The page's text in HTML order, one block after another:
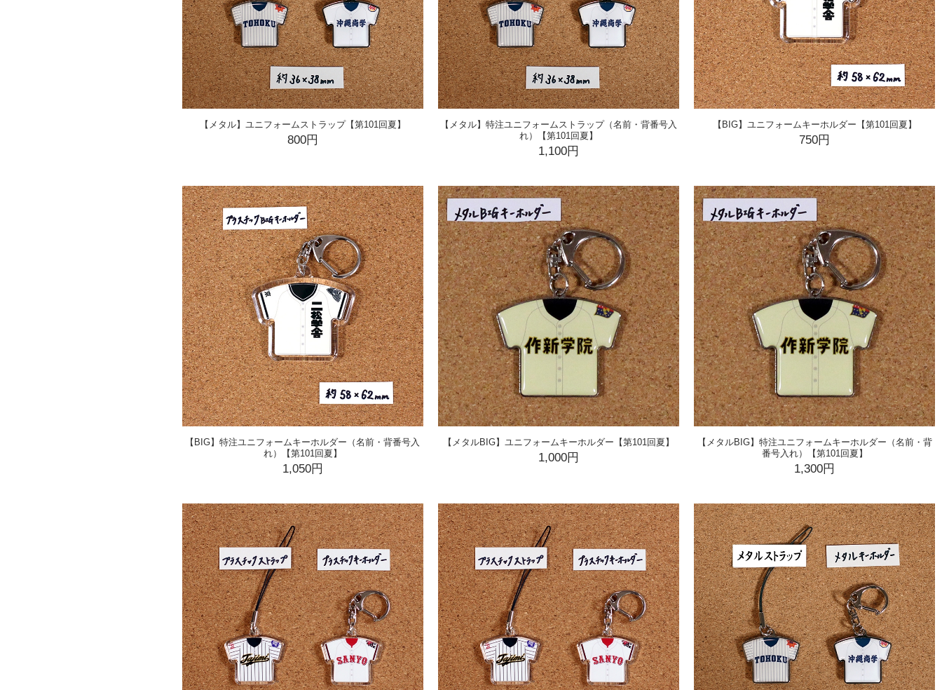
【メタル】ユニフォームストラップ【第101回夏】
800円
【メタル】特注ユニフォームストラップ（名前・背番号入
れ）【第101回夏】
1,100円
【BIG】ユニフォームキーホルダー【第101回夏】
750円
【BIG】特注ユニフォームキーホルダー（名前・背番号入
れ）【第101回夏】
1,050円
【メタルBIG】ユニフォームキーホルダー【第101回夏】
1,000円
【メタルBIG】特注ユニフォームキーホルダー（名前・背
番号入れ）【第101回夏】
1,300円